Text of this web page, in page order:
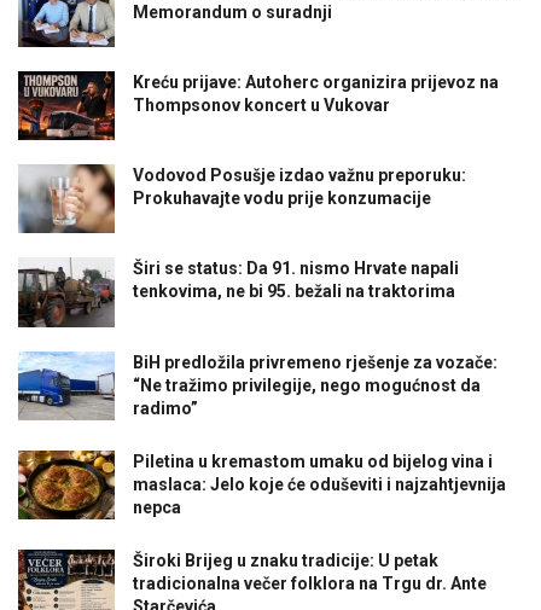
Memorandum o suradnji
Kreću prijave: Autoherc organizira prijevoz na
Thompsonov koncert u Vukovar
Vodovod Posušje izdao važnu preporuku:
Prokuhavajte vodu prije konzumacije
Širi se status: Da 91. nismo Hrvate napali
tenkovima, ne bi 95. bežali na traktorima
BiH predložila privremeno rješenje za vozače:
“Ne tražimo privilegije, nego mogućnost da
radimo”
Piletina u kremastom umaku od bijelog vina i
maslaca: Jelo koje će oduševiti i najzahtjevnija
nepca
Široki Brijeg u znaku tradicije: U petak
tradicionalna večer folklora na Trgu dr. Ante
Starčevića